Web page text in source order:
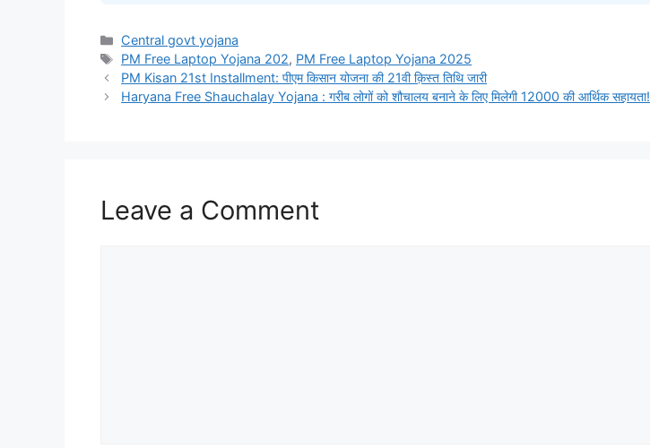
Categories
Central govt yojana
Tags
PM Free Laptop Yojana 202, PM Free Laptop Yojana 2025
PM Kisan 21st Installment: पीएम किसान योजना की 21वी क़िस्त तिथि जारी
Haryana Free Shauchalay Yojana : गरीब लोगों को शौचालय बनाने के लिए मिलेगी 12000 की आर्थिक सहायता!
Leave a Comment